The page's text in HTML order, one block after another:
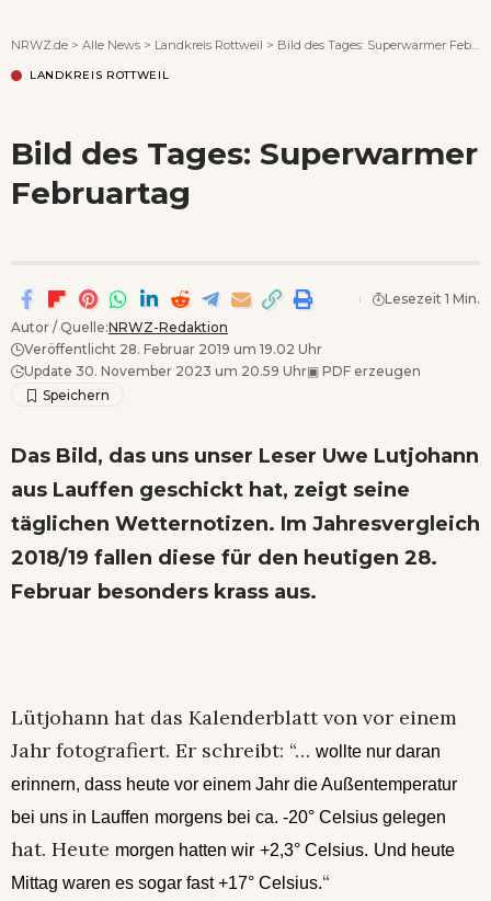
NRWZ.de > Alle News > Landkreis Rottweil > Bild des Tages: Superwarmer Februartag
LANDKREIS ROTTWEIL
Bild des Tages: Superwarmer
Februartag
Autor / Quelle:NRWZ-Redaktion
Veröffentlicht 28. Februar 2019 um 19.02 Uhr
Update 30. November 2023 um 20.59 Uhr▣ PDF erzeugen
Lesezeit 1 Min.
Das Bild, das uns unser Leser Uwe Lutjohann
aus Lauffen geschickt hat, zeigt seine
täglichen Wetternotizen. Im Jahresvergleich
2018/19 fallen diese für den heutigen 28.
Februar besonders krass aus.
Lütjohann hat das Kalenderblatt von vor einem
Jahr fotografiert. Er schreibt: “… wollte nur daran
erinnern, dass heute vor einem Jahr die Außentemperatur
bei uns in Lauffen morgens bei ca. -20° Celsius gelegen
hat. Heute morgen hatten wir +2,3° Celsius. Und heute
Mittag waren es sogar fast +17° Celsius.“